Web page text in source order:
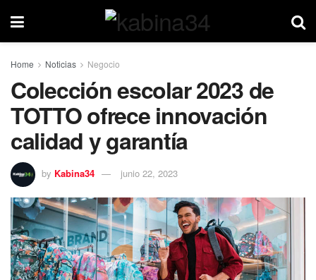
Home Noticias Negocio
Colección escolar 2023 de
TOTTO ofrece innovación
calidad y garantía
by Kabina34 junio 22, 2023